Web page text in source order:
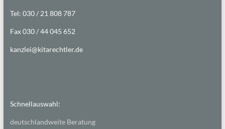
Tel: 030 / 21 808 787
Fax 030 / 44 045 652
kanzlei@kitarechtler.de
Schnellauswahl:
deutschlandweite Beratung